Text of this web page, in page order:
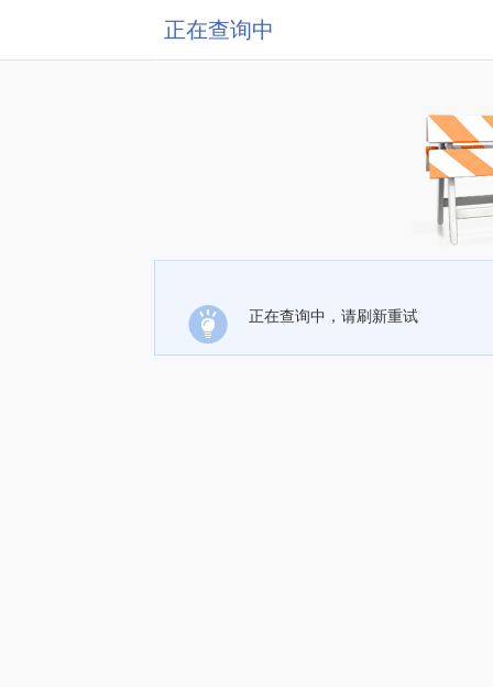
正在查询中
正在查询中，请刷新重试